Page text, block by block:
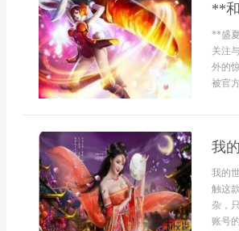
**
**盛
关注
外的
被官
我
我的
触这
杂，
账号